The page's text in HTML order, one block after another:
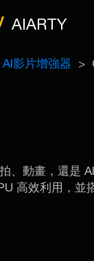
AIARTY
AI影片增強器
、動畫，還是
高效利用，並